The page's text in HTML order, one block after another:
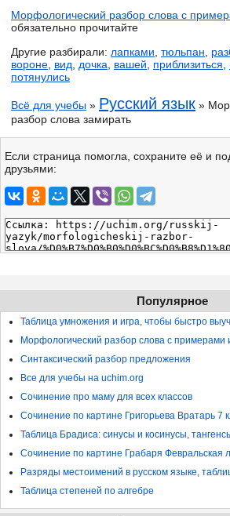
Морфологический разбор слова с
обязательно прочитайте
Другие разбирали: лапками тюльпан
вороне вид дочка вашей приблизиться
потянулись
Всё для учебы » Русский язык »
разбор слова замирать
Если страница помогла, сохраните её и
друзьями:
Популярное
Таблица умножения и игра, чтобы быстро
Морфологический разбор слова с примерами
Синтаксический разбор предложения
Все для учебы на uchim.org
Сочинение про маму для всех классов
Сочинение по картине Григорьева Вратарь 7
Таблица Брадиса: синусы и косинусы,
Сочинение по картине Грабаря Февральская
Разряды местоимений в русском языке,
Таблица степеней по алгебре